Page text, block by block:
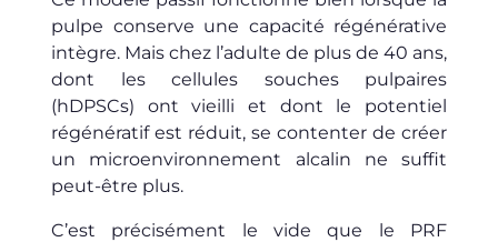
pulpe conserve une capacité régénérative
intègre. Mais chez l’adulte de plus de 40 ans,
dont les cellules souches pulpaires
(hDPSCs) ont vieilli et dont le potentiel
régénératif est réduit, se contenter de créer
un microenvironnement alcalin ne suffit
peut-être plus.
C’est précisément le vide que le PRF